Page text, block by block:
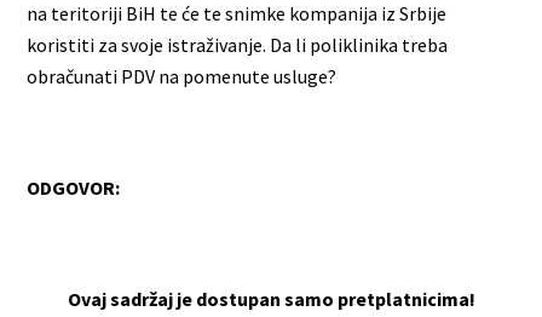
na teritoriji BiH te će te snimke kompanija iz Srbije
koristiti za svoje istraživanje. Da li poliklinika treba
obračunati PDV na pomenute usluge?
ODGOVOR:
Ovaj sadržaj je dostupan samo pretplatnicima!